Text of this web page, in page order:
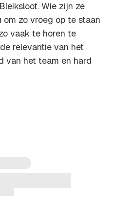
Wie zijn ze
om zo vroeg op te staan
vaak te horen te
relevantie van het
van het team en hard